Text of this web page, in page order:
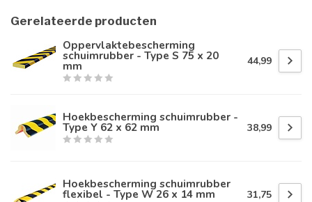
Gerelateerde producten
Oppervlaktebescherming
schuimrubber - Type S 75 x 20
mm 44,99
Hoekbescherming schuimrubber -
Type Y 62 x 62 mm 38,99
Hoekbescherming schuimrubber
flexibel - Type W 26 x 14 mm 31,75